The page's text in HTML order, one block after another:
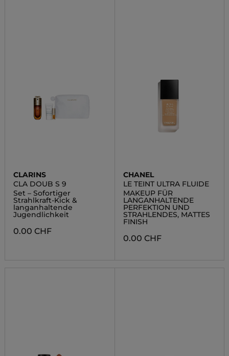
CLARINS
CLA DOUB S 9
Set – Sofortiger
Strahlkraft-Kick &
langanhaltende
Jugendlichkeit
0.00 CHF
CHANEL
LE TEINT ULTRA FLUIDE
MAKEUP FÜR
LANGANHALTENDE
PERFEKTION UND
STRAHLENDES, MATTES
FINISH
0.00 CHF